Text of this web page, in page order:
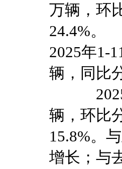
万辆，环
24.4%。
2025年1-
辆，同比
2025年
辆，环比
15.8%。
增长；与